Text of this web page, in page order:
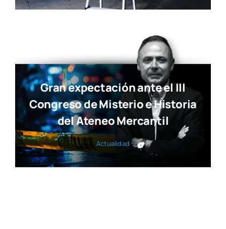
Gran expectación ante el III
Congreso de Misterio e Historia
del Ateneo Mercantil
Actua­li­dad